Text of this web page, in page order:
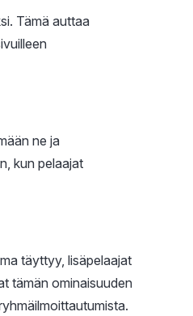
Tämä auttaa
ne ja
kun pelaajat
täyttyy, lisäpelaajat
tämän ominaisuuden